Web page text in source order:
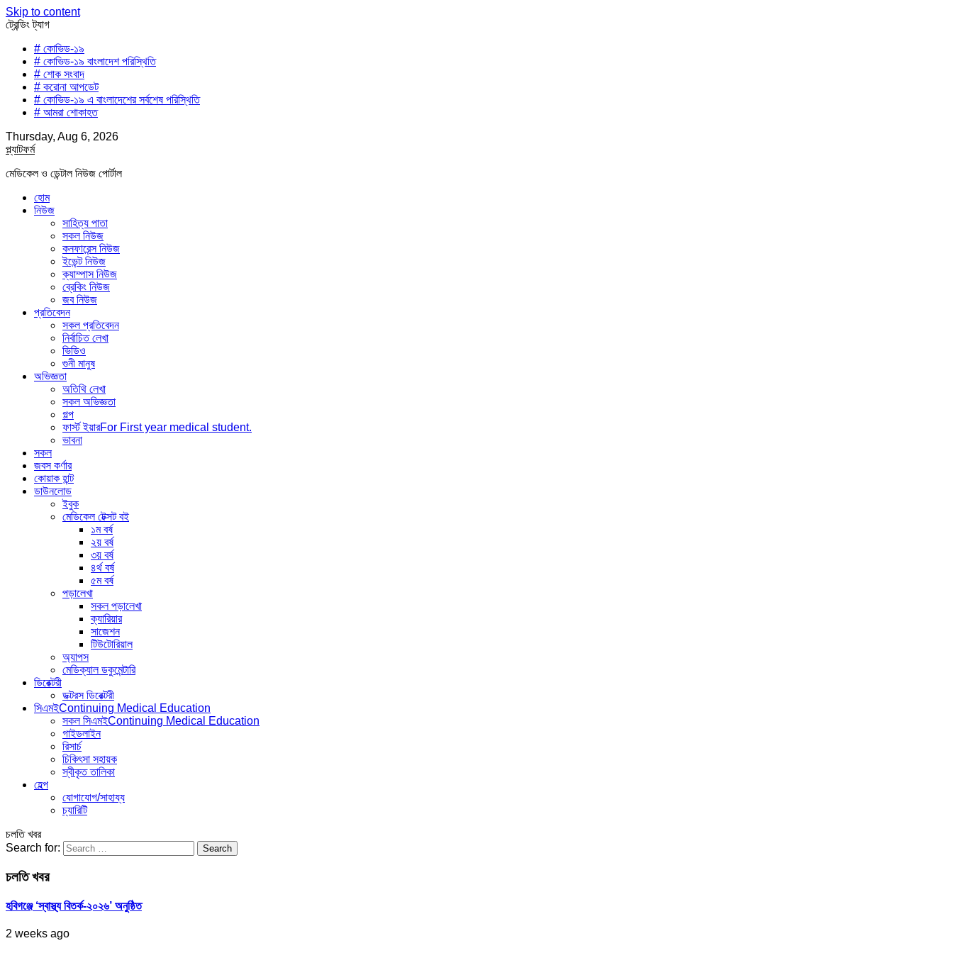
Skip to content
ট্রেন্ডিং ট্যাগ
# কোভিড-১৯
# কোভিড-১৯ বাংলাদেশ পরিস্থিতি
# শোক সংবাদ
# করোনা আপডেট
# কোভিড-১৯ এ বাংলাদেশের সর্বশেষ পরিস্থিতি
# আমরা শোকাহত
Thursday, Aug 6, 2026
প্ল্যাটফর্ম
মেডিকেল ও ডেন্টাল নিউজ পোর্টাল
হোম
নিউজ
সাহিত্য পাতা
সকল নিউজ
কনফারেন্স নিউজ
ইভেন্ট নিউজ
ক্যাম্পাস নিউজ
ব্রেকিং নিউজ
জব নিউজ
প্রতিবেদন
সকল প্রতিবেদন
নির্বাচিত লেখা
ভিডিও
গুনী মানুষ
অভিজ্ঞতা
অতিথি লেখা
সকল অভিজ্ঞতা
গল্প
ফার্স্ট ইয়ারFor First year medical student.
ভাবনা
সকল
জবস কর্ণার
কোয়াক হান্ট
ডাউনলোড
ইবুক
মেডিকেল টেক্সট বই
১ম বর্ষ
২য় বর্ষ
৩য় বর্ষ
৪র্থ বর্ষ
৫ম বর্ষ
পড়ালেখা
সকল পড়ালেখা
ক্যারিয়ার
সাজেশন
টিউটোরিয়াল
অ্যাপস
মেডিক্যাল ডকুমেন্টারি
ডিরেক্টরী
ডক্টরস ডিরেক্টরী
সিএমইContinuing Medical Education
সকল সিএমইContinuing Medical Education
গাইডলাইন
রিসার্চ
চিকিৎসা সহায়ক
স্বীকৃত তালিকা
হেল্প
যোগাযোগ/সাহায্য
চ্যারিটি
চলতি খবর
Search for:
চলতি খবর
হবিগঞ্জে ‘স্বাস্থ্য বিতর্ক-২০২৬’ অনুষ্ঠিত
2 weeks ago